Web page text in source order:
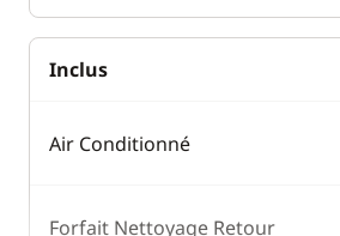
Inclus
Air Conditionné
Forfait Nettoyage Retour